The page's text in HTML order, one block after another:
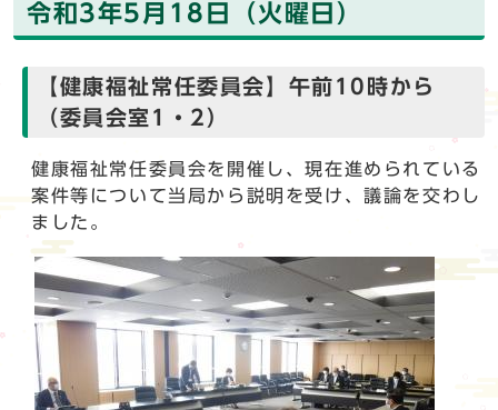
令和3年5月18日（火曜日）
【健康福祉常任委員会】午前10時から
（委員会室1・2）
健康福祉常任委員会を開催し、現在進められている
案件等について当局から説明を受け、議論を交わし
ました。